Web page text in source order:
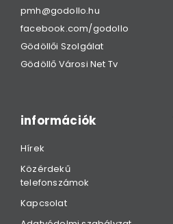
pmh@godollo.hu
facebook.com/godollo
Gödöllői Szolgálat
Gödöllő Városi Net Tv
információk
Hírek
Közérdekű
telefonszámok
Kapcsolat